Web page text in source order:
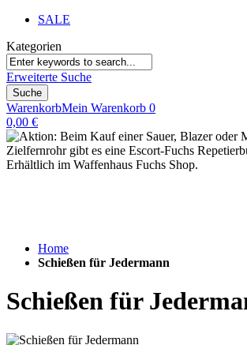
SALE
Kategorien
Erweiterte Suche
Suche
WarenkorbMein Warenkorb 0
0,00 €
Home
Schießen für Jedermann
Schießen für